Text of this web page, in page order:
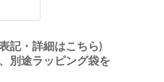
記・詳細はこちら)
別途ラッピング袋を